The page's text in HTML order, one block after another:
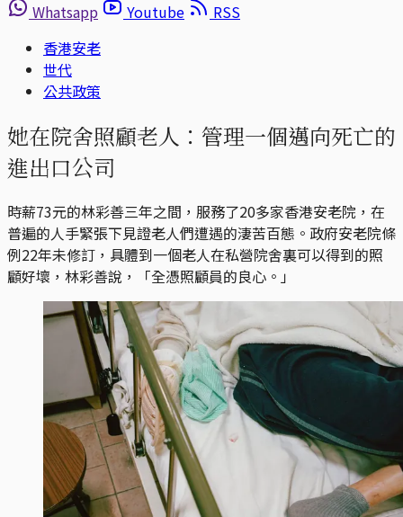
Whatsapp
Youtube
RSS
香港安老
世代
公共政策
她在院舍照顧老人：管理一個邁向死亡的
進出口公司
時薪73元的林彩善三年之間，服務了20多家香港安老院，在
普遍的人手緊張下見證老人們遭遇的淒苦百態。政府安老院條
例22年未修訂，具體到一個老人在私營院舍裏可以得到的照
顧好壞，林彩善說，「全憑照顧員的良心。」